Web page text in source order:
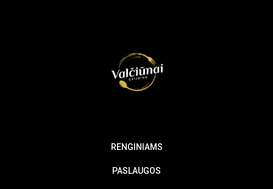
RENGINIAMS
PASLAUGOS